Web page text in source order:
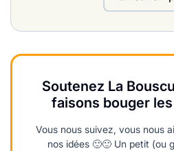
Soutenez La
faisons bouger
Vous nous suivez, vous nous
nos idées 🙂🙂 Un petit (ou